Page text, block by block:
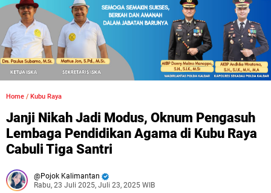
Home / Kubu Raya
Janji Nikah Jadi Modus, Oknum Pengasuh
Lembaga Pendidikan Agama di Kubu Raya
Cabuli Tiga Santri
Pojok Kalimantan
Rabu, 23 Juli 2025, Juli 23, 2025 WIB